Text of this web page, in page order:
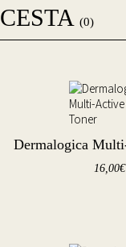
CESTA (0)
Dermalogica
16,00€